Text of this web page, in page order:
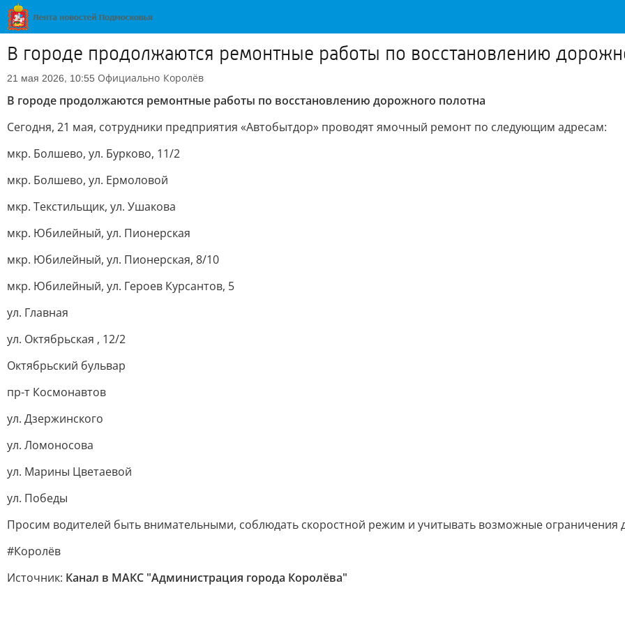
В городе продолжаются ремонтные работы по восстановлению
21 мая 2026, 10:55 Официально Королёв
В городе продолжаются ремонтные работы по восстановлению дорожного полотна
Сегодня, 21 мая, сотрудники предприятия «Автобытдор» проводят ямочный ремонт по следующим адресам:
мкр. Болшево, ул. Бурково, 11/2
мкр. Болшево, ул. Ермоловой
мкр. Текстильщик, ул. Ушакова
мкр. Юбилейный, ул. Пионерская
мкр. Юбилейный, ул. Пионерская, 8/10
мкр. Юбилейный, ул. Героев Курсантов, 5
ул. Главная
ул. Октябрьская , 12/2
Октябрьский бульвар
пр-т Космонавтов
ул. Дзержинского
ул. Ломоносова
ул. Марины Цветаевой
ул. Победы
Просим водителей быть внимательными, соблюдать скоростной режим и учитывать возможные ограничения
#Королёв
Источник: Канал в МАКС "Администрация города Королёва"